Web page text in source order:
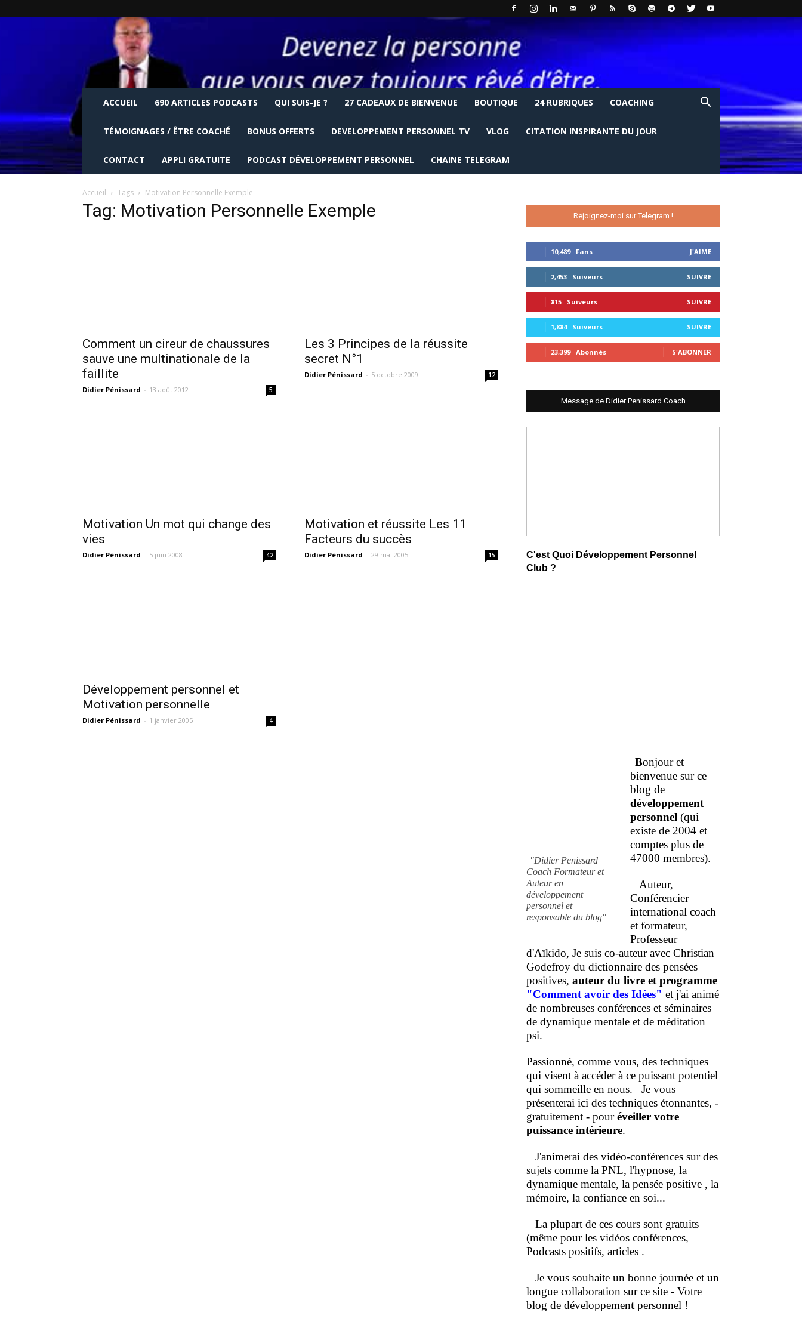
ACCUEIL 690 ARTICLES PODCASTS QUI SUIS-JE ? 27 CADEAUX DE BIENVENUE BOUTIQUE 24 RUBRIQUES COACHING
TÉMOIGNAGES / ÊTRE COACHÉ BONUS OFFERTS DEVELOPPEMENT PERSONNEL TV VLOG CITATION INSPIRANTE DU JOUR
CONTACT APPLI GRATUITE PODCAST DÉVELOPPEMENT PERSONNEL CHAINE TELEGRAM
Accueil Tags Motivation Personnelle Exemple
Tag: Motivation Personnelle Exemple
Comment un cireur de chaussures
sauve une multinationale de la
faillite
Didier Pénissard - 13 août 2012 5
Les 3 Principes de la réussite
secret N°1
Didier Pénissard - 5 octobre 2009 12
Motivation Un mot qui change des
vies
Didier Pénissard - 5 juin 2008 42
Motivation et réussite Les 11
Facteurs du succès
Didier Pénissard - 29 mai 2005 15
Développement personnel et
Motivation personnelle
Didier Pénissard - 1 janvier 2005 4
Rejoignez-moi sur Telegram !
10,489 Fans J'AIME
2,453 Suiveurs SUIVRE
815 Suiveurs SUIVRE
1,884 Suiveurs SUIVRE
23,399 Abonnés S'ABONNER
Message de Didier Penissard Coach
C'est Quoi Développement Personnel
Club ?
"Didier Penissard
Coach Formateur et
Auteur en
développement
personnel et
responsable du blog"
Bonjour et
bienvenue sur ce
blog de
développement
personnel (qui
existe de 2004 et
comptes plus de
47000 membres).
Auteur,
Conférencier
international coach
et formateur,
Professeur
d'Aïkido, Je suis co-auteur avec Christian
Godefroy du dictionnaire des pensées
positives, auteur du livre et programme
"Comment avoir des Idées" et j'ai animé
de nombreuses conférences et séminaires
de dynamique mentale et de méditation
psi.
Passionné, comme vous, des techniques
qui visent à accéder à ce puissant potentiel
qui sommeille en nous. Je vous
présenterai ici des techniques étonnantes, -
gratuitement - pouréveiller votre
puissance intérieure.
J'animerai des vidéo-conférences sur des
sujets comme la PNL, l'hypnose, la
dynamique mentale, la pensée positive , la
mémoire, la confiance en soi...
La plupart de ces cours sont gratuits
(même pour les vidéos conférences,
Podcasts positifs, articles .
Je vous souhaite un bonne journée et un
longue collaboration sur ce site - Votre
blog de développement personnel !